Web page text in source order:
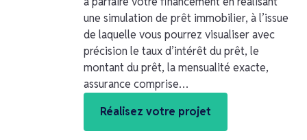
une simulation de prêt immobilier, à l’issue
de laquelle vous pourrez visualiser avec
précision le taux d’intérêt du prêt, le
montant du prêt, la mensualité exacte,
assurance comprise…
Réalisez votre projet